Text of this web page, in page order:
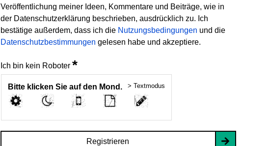
Veröffentlichung meiner Ideen, Kommentare und Beiträge, wie in
der Datenschutzerklärung beschrieben, ausdrücklich zu. Ich
bestätige außerdem, dass ich die Nutzungsbedingungen und die
Datenschutzbestimmungen gelesen habe und akzeptiere.
Ich bin kein Roboter *
Bitte klicken Sie auf den Mond. > Textmodus
Registrieren